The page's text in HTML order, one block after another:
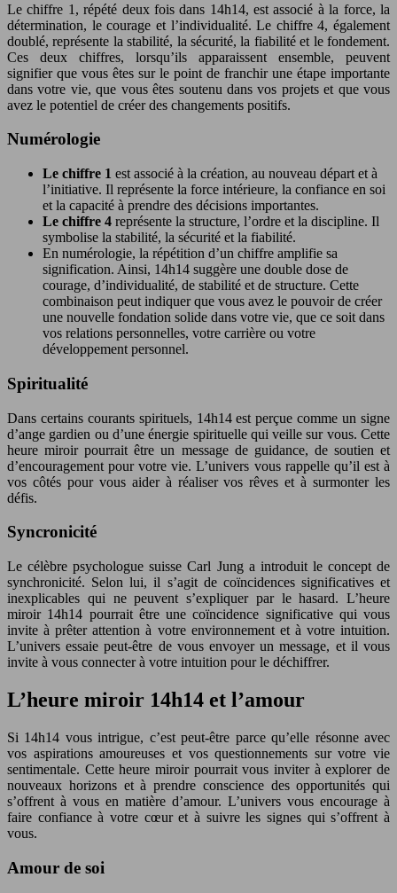
Le chiffre 1, répété deux fois dans 14h14, est associé à la force, la
détermination, le courage et l’individualité. Le chiffre 4, également
doublé, représente la stabilité, la sécurité, la fiabilité et le fondement.
Ces deux chiffres, lorsqu’ils apparaissent ensemble, peuvent
signifier que vous êtes sur le point de franchir une étape importante
dans votre vie, que vous êtes soutenu dans vos projets et que vous
avez le potentiel de créer des changements positifs.
Numérologie
Le chiffre 1 est associé à la création, au nouveau départ et à
l’initiative. Il représente la force intérieure, la confiance en soi
et la capacité à prendre des décisions importantes.
Le chiffre 4 représente la structure, l’ordre et la discipline. Il
symbolise la stabilité, la sécurité et la fiabilité.
En numérologie, la répétition d’un chiffre amplifie sa
signification. Ainsi, 14h14 suggère une double dose de
courage, d’individualité, de stabilité et de structure. Cette
combinaison peut indiquer que vous avez le pouvoir de créer
une nouvelle fondation solide dans votre vie, que ce soit dans
vos relations personnelles, votre carrière ou votre
développement personnel.
Spiritualité
Dans certains courants spirituels, 14h14 est perçue comme un signe
d’ange gardien ou d’une énergie spirituelle qui veille sur vous. Cette
heure miroir pourrait être un message de guidance, de soutien et
d’encouragement pour votre vie. L’univers vous rappelle qu’il est à
vos côtés pour vous aider à réaliser vos rêves et à surmonter les
défis.
Syncronicité
Le célèbre psychologue suisse Carl Jung a introduit le concept de
synchronicité. Selon lui, il s’agit de coïncidences significatives et
inexplicables qui ne peuvent s’expliquer par le hasard. L’heure
miroir 14h14 pourrait être une coïncidence significative qui vous
invite à prêter attention à votre environnement et à votre intuition.
L’univers essaie peut-être de vous envoyer un message, et il vous
invite à vous connecter à votre intuition pour le déchiffrer.
L’heure miroir 14h14 et l’amour
Si 14h14 vous intrigue, c’est peut-être parce qu’elle résonne avec
vos aspirations amoureuses et vos questionnements sur votre vie
sentimentale. Cette heure miroir pourrait vous inviter à explorer de
nouveaux horizons et à prendre conscience des opportunités qui
s’offrent à vous en matière d’amour. L’univers vous encourage à
faire confiance à votre cœur et à suivre les signes qui s’offrent à
vous.
Amour de soi